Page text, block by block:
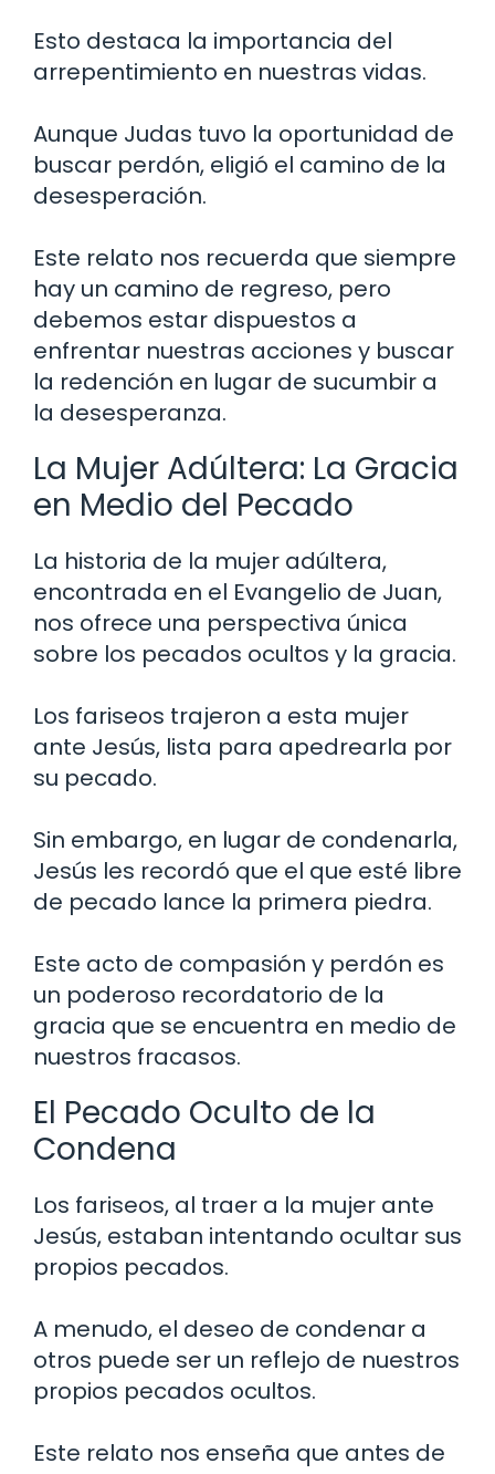
Esto destaca la importancia del
arrepentimiento en nuestras vidas.
Aunque Judas tuvo la oportunidad de
buscar perdón, eligió el camino de la
desesperación.
Este relato nos recuerda que siempre
hay un camino de regreso, pero
debemos estar dispuestos a
enfrentar nuestras acciones y buscar
la redención en lugar de sucumbir a
la desesperanza.
La Mujer Adúltera: La Gracia
en Medio del Pecado
La historia de la mujer adúltera,
encontrada en el Evangelio de Juan,
nos ofrece una perspectiva única
sobre los pecados ocultos y la gracia.
Los fariseos trajeron a esta mujer
ante Jesús, lista para apedrearla por
su pecado.
Sin embargo, en lugar de condenarla,
Jesús les recordó que el que esté libre
de pecado lance la primera piedra.
Este acto de compasión y perdón es
un poderoso recordatorio de la
gracia que se encuentra en medio de
nuestros fracasos.
El Pecado Oculto de la
Condena
Los fariseos, al traer a la mujer ante
Jesús, estaban intentando ocultar sus
propios pecados.
A menudo, el deseo de condenar a
otros puede ser un reflejo de nuestros
propios pecados ocultos.
Este relato nos enseña que antes de